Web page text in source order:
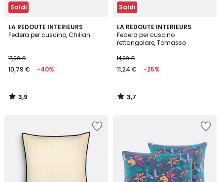
Saldi
LA REDOUTE INTERIEURS
Federa per cuscino, Chillan
17,99 €
10,79 € -40%
3,9
/ 5
3,9
/
Saldi
LA REDOUTE INTERIEURS
Federa per cuscino
rettangolare, Tomasso
14,99 €
11,24 € -25%
3,7
/ 5
3,7
/